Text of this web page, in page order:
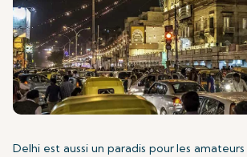
Delhi est aussi un paradis pour les